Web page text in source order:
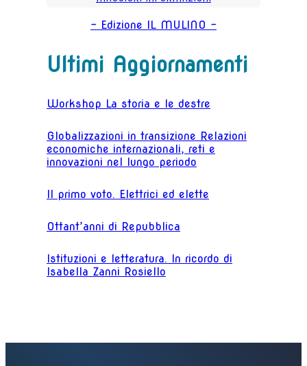
- Edizione IL MULINO -
Ultimi Aggiornamenti
Workshop La storia e le destre
Globalizzazioni in transizione Relazioni
economiche internazionali, reti e
innovazioni nel lungo periodo
Il primo voto. Elettrici ed elette
Ottant’anni di Repubblica
Istituzioni e letteratura. In ricordo di
Isabella Zanni Rosiello